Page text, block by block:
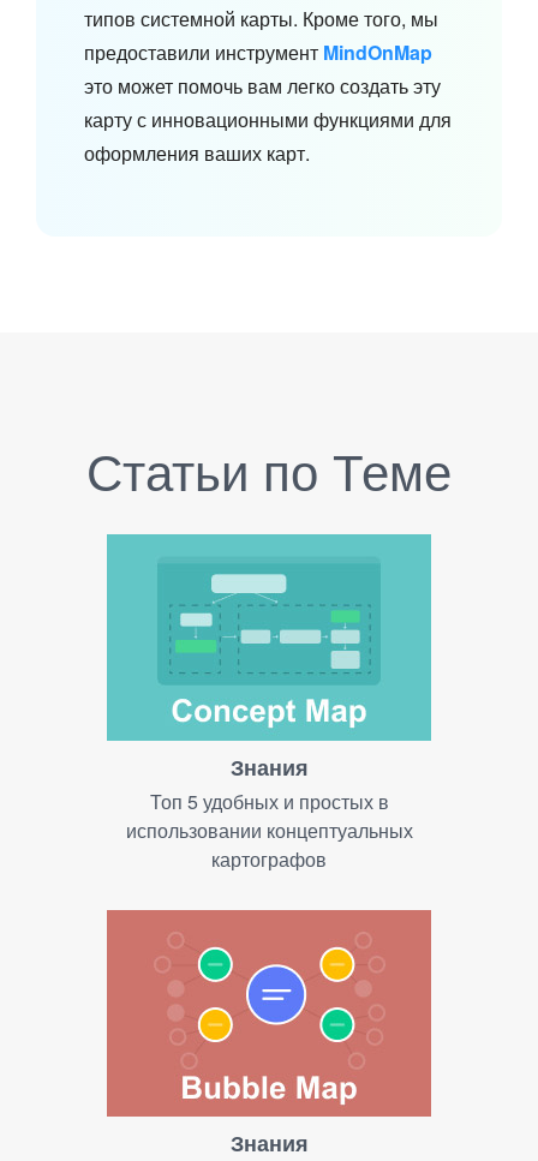
типов системной карты. Кроме того, мы
предоставили инструмент MindOnMap
это может помочь вам легко создать эту
карту с инновационными функциями для
оформления ваших карт.
Статьи по Теме
Знания
Топ 5 удобных и простых в
использовании концептуальных
картографов
Знания